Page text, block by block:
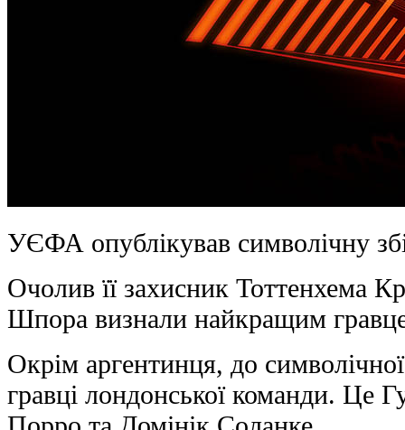
УЄФА опублікував символічну
Очолив її захисник Тоттенхема
Шпора визнали найкращим
Окрім аргентинця, до
гравці лондонської команди. Це